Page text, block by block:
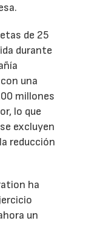
de 25
durante
una
millones
lo que
excluyen
reducción
ha
un